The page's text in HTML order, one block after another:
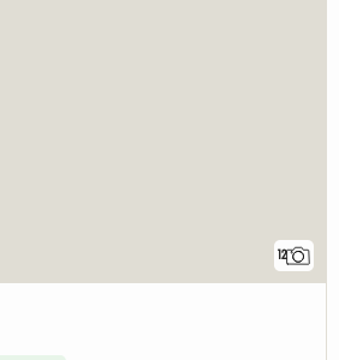
12